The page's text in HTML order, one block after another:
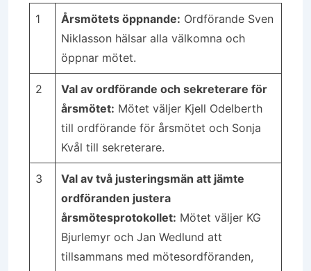
1 Årsmötets öppnande: Ordförande Sven
Niklasson hälsar alla välkomna och
öppnar mötet.
2
Val av ordförande och sekreterare för
årsmötet: Mötet väljer Kjell Odelberth
till ordförande för årsmötet och Sonja
Kvål till sekreterare.
3
Val av två justeringsmän att jämte
ordföranden justera
årsmötesprotokollet: Mötet väljer KG
Bjurlemyr och Jan Wedlund att
tillsammans med mötes­ordföranden,